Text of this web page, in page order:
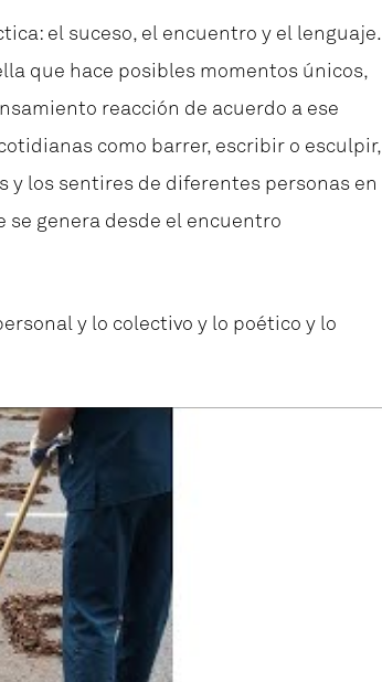
el suceso, el encuentro y el
que hace posibles momentos únicos,
reacción de acuerdo a ese
como barrer, escribir o esculpir,
los sentires de diferentes personas en
se genera desde el encuentro
y lo colectivo y lo poético y lo